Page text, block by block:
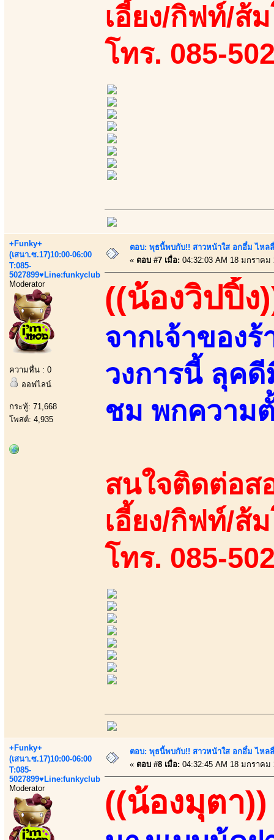
เอี้ยง/กิฟท์/ส้
โทร. 085-
+Funky+
(เสนา.ซ.17)10:00-06:00
T:085-
5027899♥Line:funkyclub
Moderator
ความหื่น : 0
ออฟไลน์
กระทู้: 71,668
โพสต์: 4,935
ตอบ: พุธนี้พบกับ!! สาวหน้าใส อกอึ๋ม ไหล
« ตอบ #7 เมื่อ: 04:32:03 AM 18 มกราคม
((น้องวิปปิ้ง
จากเจ้าของ
วงการนี้ ลุค
ชม พกความ
สนใจติดต่อส
เอี้ยง/กิฟท์/ส้
โทร. 085-
+Funky+
(เสนา.ซ.17)10:00-06:00
T:085-
5027899♥Line:funkyclub
Moderator
ตอบ: พุธนี้พบกับ!! สาวหน้าใส อกอึ๋ม ไหล
« ตอบ #8 เมื่อ: 04:32:45 AM 18 มกราคม
((น้องมุตา))